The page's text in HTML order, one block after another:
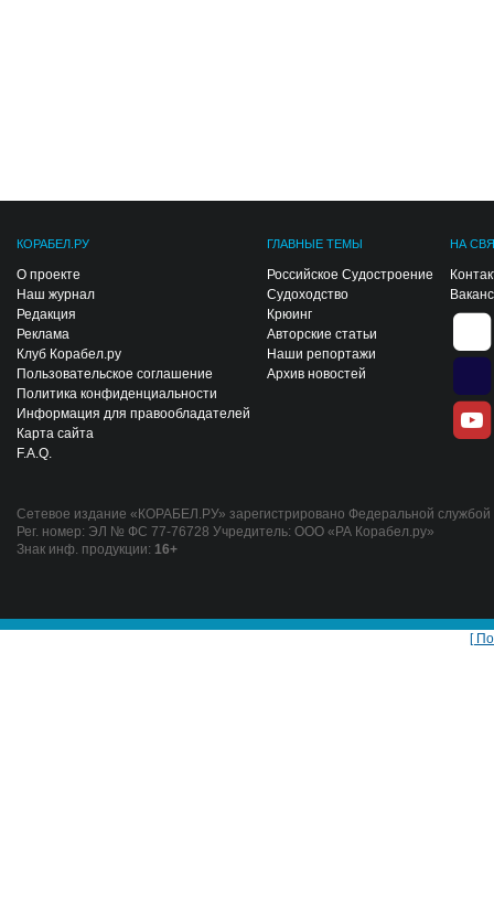
КОРАБЕЛ.РУ
О проекте
Наш журнал
Редакция
Реклама
Клуб Корабел.ру
Пользовательское соглашение
Политика конфиденциальности
Информация для правообладателей
Карта сайта
F.A.Q.
ГЛАВНЫЕ ТЕМЫ
Российское Судостроение
Судоходство
Крюинг
Авторские статьи
Наши репортажи
Архив новостей
НА
Сетевое издание «КОРАБЕЛ.РУ» зарегистрировано Федеральной
Рег. номер: ЭЛ № ФС 77-76728 Учредитель: ООО «РА Корабел.ру»
Знак инф. продукции: 16+
[